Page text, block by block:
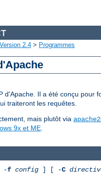
Version 2.4 > Programmes
d'Apache. Il a été conçu pour
traiteront les requêtes.
mais plutôt via
9x et ME.
-f config ] [ -C